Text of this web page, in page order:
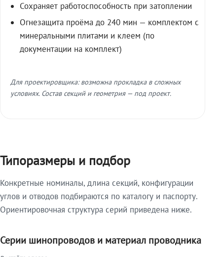
Сохраняет работоспособность при затоплении
Огнезащита проёма до 240 мин — комплектом с
минеральными плитами и клеем (по
документации на комплект)
Для проектировщика: возможна прокладка в сложных
условиях. Состав секций и геометрия — под проект.
Типоразмеры и подбор
Конкретные номиналы, длина секций, конфигурации
углов и отводов подбираются по каталогу и паспорту.
Ориентировочная структура серий приведена ниже.
Серии шинопроводов и материал проводника